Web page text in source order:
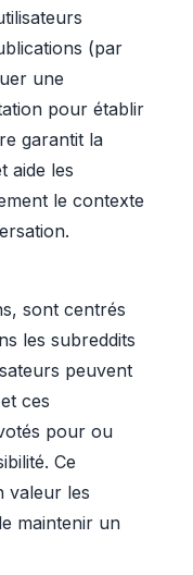
(par
une
pour établir
garantit la
aide les
le contexte
sont centrés
les subreddits
peuvent
ces
pour ou
Ce
valeur les
maintenir un